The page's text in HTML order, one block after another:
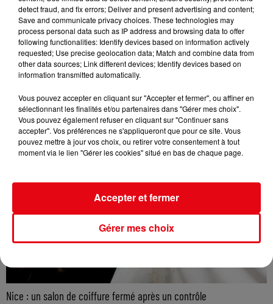
Nice : Éric Ciotti saisit la justice après une chanson polémique
Nice : un salon de coiffure fermé après un contrôle
detect fraud, and fix errors; Deliver and present advertising and content;
Save and communicate privacy choices. These technologies may
process personal data such as IP address and browsing data to offer
following functionalities: Identify devices based on information actively
requested; Use precise geolocation data; Match and combine data from
other data sources; Link different devices; Identify devices based on
information transmitted automatically.
Vous pouvez accepter en cliquant sur "Accepter et fermer", ou affiner en
sélectionnant les finalités et/ou partenaires dans "Gérer mes choix".
Vous pouvez également refuser en cliquant sur "Continuer sans
accepter". Vos préférences ne s'appliqueront que pour ce site. Vous
pouvez mettre à jour vos choix, ou retirer votre consentement à tout
moment via le lien "Gérer les cookies" situé en bas de chaque page.
Gérer mes choix
Accepter et fermer